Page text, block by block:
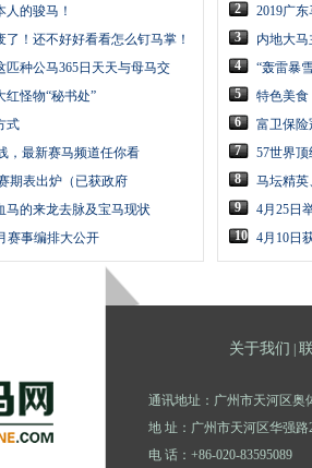
人的骏马！
！还不好好看看怎么钉马掌！
匹种公马365日天天与母马交
红怪物“秘书处”
式
，最新赛马频道任你看
期表出炉（已获政府
马的来龙去脉及宝马现状
赛事编排大公开
2
2019广
3
内地大
4
“轰雷暴
5
特色美食
6
富卫保险
7
57世界
8
马坛精英
9
4月25日
10 4月10日
关于我们
通讯地址：广州市天河区奥
地 址：广州市天河区华强路
电 话：+86-020-83595089